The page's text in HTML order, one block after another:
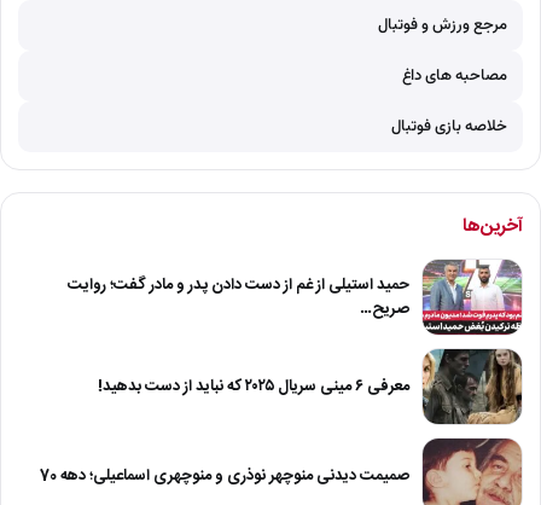
مرجع ورزش و فوتبال
مصاحبه های داغ
خلاصه بازی فوتبال
آخرین‌ها
حمید استیلی از غم از دست دادن پدر و مادر گفت؛ روایت
صریح…
معرفی ۶ مینی سریال ۲۰۲۵ که نباید از دست بدهید!
صمیمت دیدنی منوچهر نوذری و منوچهری اسماعیلی؛ دهه 70